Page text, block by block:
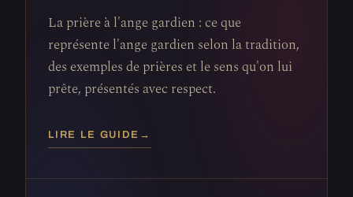
La prière à l'ange gardien : ce que
représente l'ange gardien selon la tradition,
des exemples de prières et le sens qu'on lui
prête, présentés avec respect.
LIRE LE GUIDE →